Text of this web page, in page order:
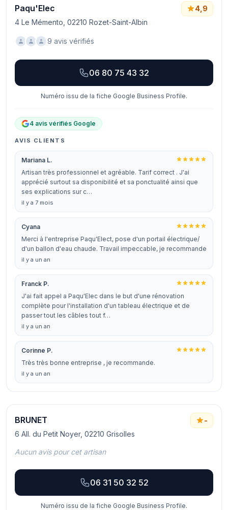
Paqu'Elec
4 Le Mémento, 02210 Rozet-Saint-Albin
4,9
9 avis vérifiés
06 80 75 43 32
Numéro issu de la fiche Google Business Profile.
4 avis vérifiés Google
AVIS CLIENTS
Mariana L.
Artisan très professionnel et agréable. Tarif correct . J'ai
apprécié surtout sa disponibilité et sa ponctualité ainsi que
ses explications sur c…
il y a 7 mois
Cyana
Merci à l'entreprise Paqu'Elect, pose d'un portail électrique/
d'un ballon d'eau chaude. Travail impeccable, je recommande
il y a un an
Franck P.
J'ai fait appel a Paqu'Elec dans le but d'une rénovation
complète pour l'installation d'un tableau électrique et de
passer tout les câbles tout f…
il y a un an
Corinne P.
Très très bonne entreprise , je recommande.
il y a un an
BRUNET
6 All. du Petit Noyer, 02210 Grisolles
-
Aucun avis pour cet artisan
06 31 50 32 52
Numéro issu de la fiche Google Business Profile.